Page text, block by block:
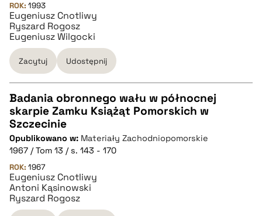
BIBTEX
pobierz cytat
ROK: 1993
Eugeniusz Cnotliwy
Ryszard Rogosz
Eugeniusz Wilgocki
Zacytuj Udostępnij
CZYSTY TEKST
pobierz cytat
BIBTEX
Badania obronnego wału w północnej
skarpie Zamku Książąt Pomorskich w
Szczecinie
Opublikowano w: Materiały Zachodniopomorskie
1967 / Tom 13 / s. 143 - 170
ROK: 1967
Eugeniusz Cnotliwy
Antoni Kąsinowski
Ryszard Rogosz